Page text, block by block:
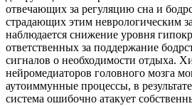
отвечающих за регуляцию сна и
страдающих этим неврологическим
наблюдается снижение уровня
ответственных за поддержание
сигналов о необходимости отдыха.
нейромедиаторов головного мозга
аутоиммунные процессы, в
система ошибочно атакует